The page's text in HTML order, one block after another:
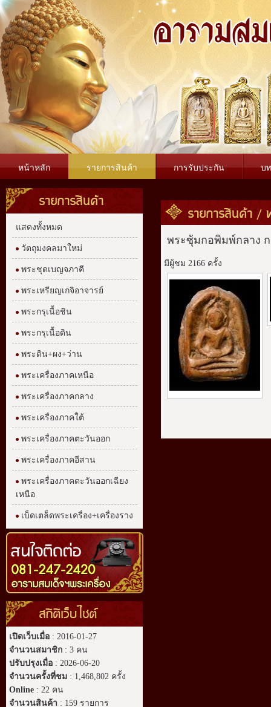
หน้าหลัก รายการสินค้า การรับประกัน บ
รายการสินค้า
แสดงทั้งหมด
วัตถุมงคลมาใหม่
พระชุดเบญจภาคี
พระเหรียญเกจิอาจารย์
พระกรุเนื้อชิน
พระกรุเนื้อดิน
พระดิน+ผง+ว่าน
พระเครื่องภาคเหนือ
พระเครื่องภาคกลาง
พระเครื่องภาคใต้
พระเครื่องภาคตะวันออก
พระเครื่องภาคอีสาน
พระเครื่องภาคตะวันออกเฉียง
เหนือ
เบ็ดเตล็ดพระเครื่อง+เครื่องราง
สถิติเว็บไซต์
เปิดเว็บเมื่อ : 2016-01-27
จำนวนสมาชิก : 3 คน
ปรับปรุงเมื่อ : 2026-06-20
จำนวนครั้งที่ชม : 1,468,802 ครั้ง
Online : 22 คน
จำนวนสินค้า : 159 รายการ
รายการสินค้า /
พระซุ้มกอพิมพ์กลาง
มีผู้ชม 2166 ครั้ง